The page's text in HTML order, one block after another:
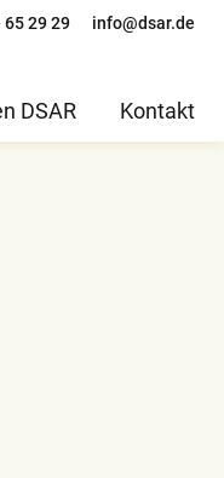
65 29 29 info@dsar.de
DSAR Kontakt